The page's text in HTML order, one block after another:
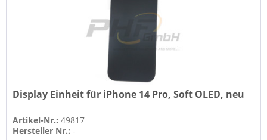
Display Einheit für iPhone 14 Pro, Soft OLED, neu
Artikel-Nr.:49817
Hersteller Nr.:-